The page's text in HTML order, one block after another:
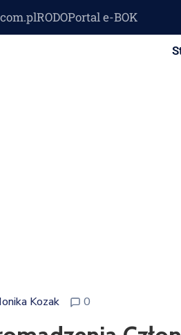
RODOPortal e-BOK
Kozak 0